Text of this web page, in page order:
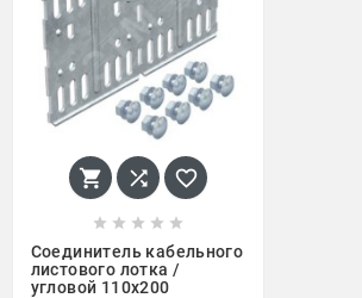
  
    
Соединитель кабельного
листового лотка /
угловой 110x200